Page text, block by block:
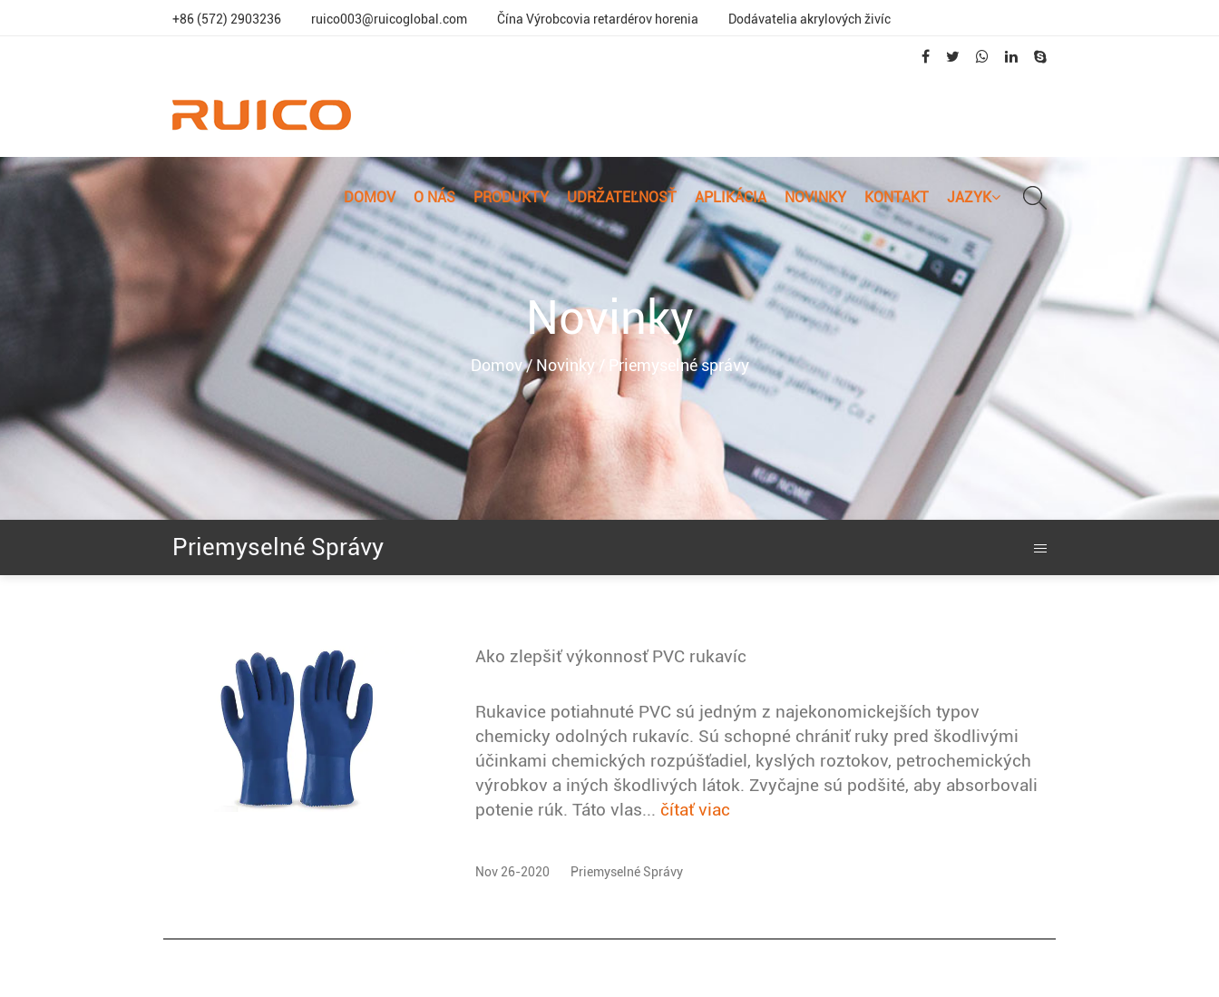
+86 (572) 2903236 ruico003@ruicoglobal.com Čína Výrobcovia retardérov horenia Dodávatelia akrylových živíc
DOMOV O NÁS PRODUKTY UDRŽATEĽNOSŤ APLIKÁCIA NOVINKY KONTAKT JAZYK
Novinky
Domov/Novinky/ Priemyselné správy
Priemyselné Správy
Ako zlepšiť výkonnosť PVC rukavíc
Rukavice potiahnuté PVC sú jedným z najekonomickejších typov
chemicky odolných rukavíc. Sú schopné chrániť ruky pred škodlivými
účinkami chemických rozpúšťadiel, kyslých roztokov, petrochemických
výrobkov a iných škodlivých látok. Zvyčajne sú podšité, aby absorbovali
potenie rúk. Táto vlas... čítať viac
Nov 26-2020 Priemyselné Správy